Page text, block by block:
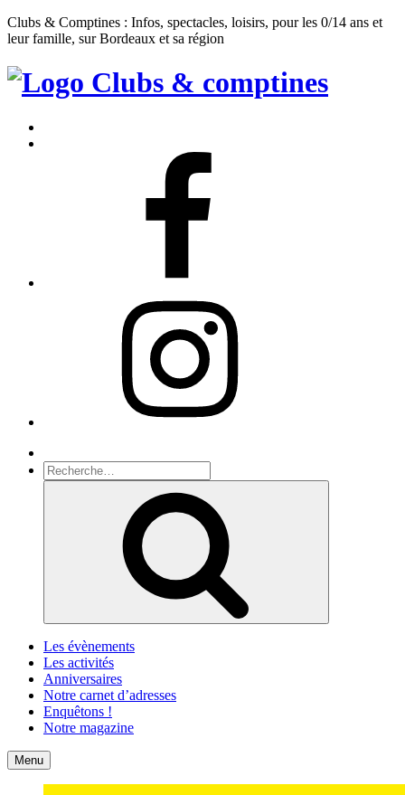
Clubs & Comptines : Infos, spectacles, loisirs, pour les 0/14 ans et
leur famille, sur Bordeaux et sa région
Clubs
Comptines
Recherche
pour
Les évènements
Les activités
Anniversaires
Notre carnet d’adresses
Enquêtons !
Notre magazine
Accueil
Menu Contact